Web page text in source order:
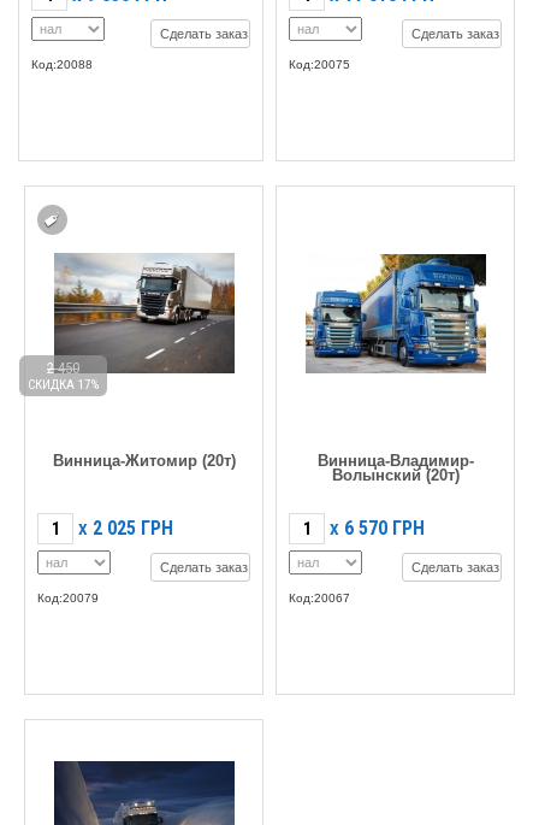
Сделать заказ
Код:20088
Сделать заказ
Код:20075
Винница-Житомир (20т)
X 2 025 ГРН
2 450
СКИДКА 17%
Сделать заказ
Код:20079
Винница-Владимир-
Волынский (20т)
X 6 570 ГРН
Сделать заказ
Код:20067